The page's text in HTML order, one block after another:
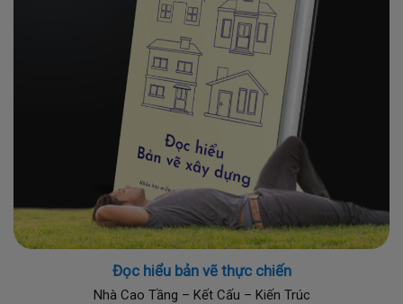
Đọc hiểu bản vẽ thực chiến
Nhà Cao Tầng – Kết Cấu – Kiến Trúc